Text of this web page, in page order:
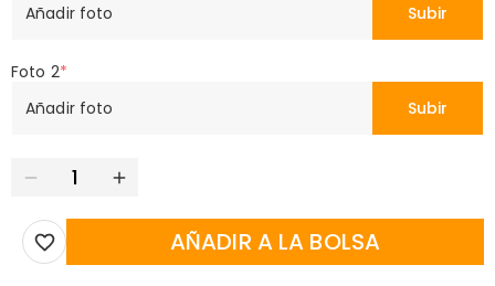
Añadir foto
Subir
Foto 2*
Añadir foto
Subir
AÑADIR A LA BOLSA